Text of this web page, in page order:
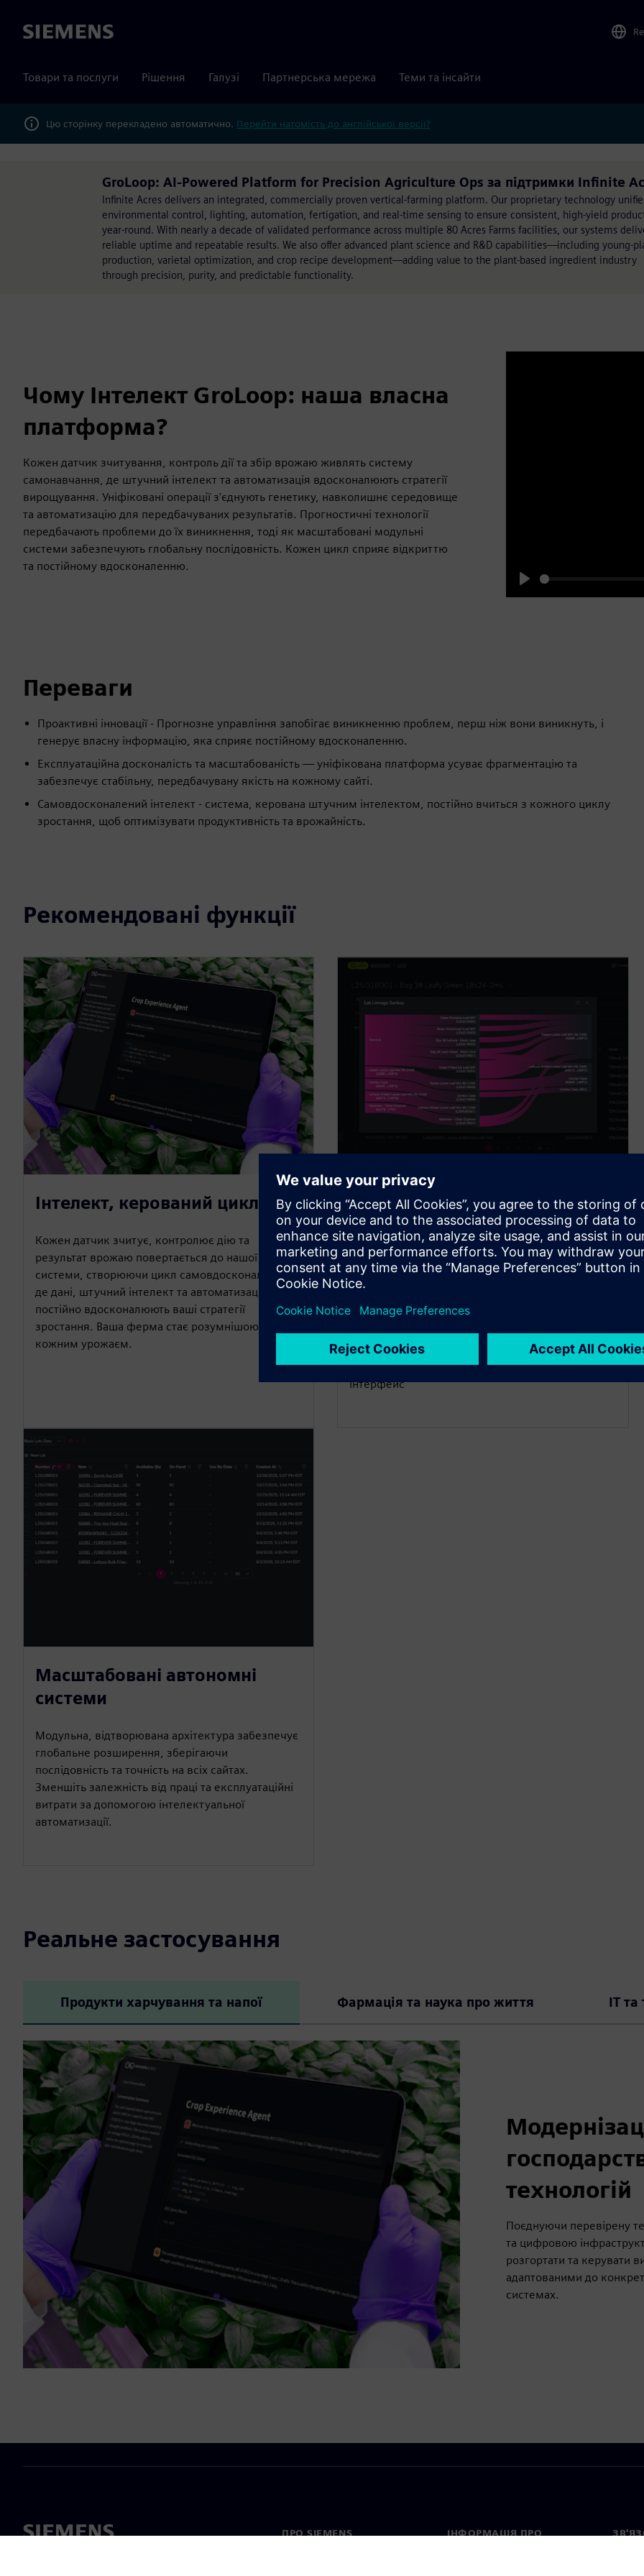
Siemens
Товари та послуги Рішення Галузі Партнерська мережа Теми та інсайти
Цю сторінку перекладено автоматично. Перейти натомість до англійської версії?
GroLoop: AI-Powered Platform for Precision Agriculture Ops за підтримки Infinite
Infinite Acres delivers an integrated, commercially proven vertical-farming platform. Our proprietary technology
environmental control, lighting, automation, fertigation, and real-time sensing to ensure consistent, high-yield
year-round. With nearly a decade of validated performance across multiple 80 Acres Farms facilities, our systems
reliable uptime and repeatable results. We also offer advanced plant science and R&D capabilities—including young-
production, varietal optimization, and crop recipe development—adding value to the plant-based ingredient industry
through precision, purity, and predictable functionality.
Чому Інтелект GroLoop: наша власна
платформа?
Кожен датчик зчитування, контроль дії та збір врожаю живлять систему
самонавчання, де штучний інтелект та автоматизація вдосконалюють стратегії
вирощування. Уніфіковані операції з'єднують генетику, навколишнє середовище
та автоматизацію для передбачуваних результатів. Прогностичні технології
передбачають проблеми до їх виникнення, тоді як масштабовані модульні
системи забезпечують глобальну послідовність. Кожен цикл сприяє відкриттю
та постійному вдосконаленню.
Play
Переваги
Проактивні інновації - Прогнозне управління запобігає виникненню проблем, перш ніж вони виникнуть, і
генерує власну інформацію, яка сприяє постійному вдосконаленню.
Експлуатаційна досконалість та масштабованість — уніфікована платформа усуває фрагментацію та
забезпечує стабільну, передбачувану якість на кожному сайті.
Самовдосконалений інтелект - система, керована штучним інтелектом, постійно вчиться з кожного циклу
зростання, щоб оптимізувати продуктивність та врожайність.
Рекомендовані функції
Інтелект, керований циклом
Кожен датчик зчитує, контролює дію та
результат врожаю повертається до нашої власної
системи, створюючи цикл самовдосконалення,
де дані, штучний інтелект та автоматизація
постійно вдосконалюють ваші стратегії
зростання. Ваша ферма стає розумнішою з
кожним урожаєм.
Уніфіковане управління
операціями
Усуньте операційну складність за допомогою
єдиної платформи, яка безперешкодно з'єднує
генетики до контролю навколишнього
середовища та автоматизації, Gro-Loop
забезпечує оптимізовані, передбачувані
результати через один інтуїтивно зрозумілий
інтерфейс
Масштабовані автономні
системи
Модульна, відтворювана архітектура забезпечує
глобальне розширення, зберігаючи
послідовність та точність на всіх сайтах.
Зменшіть залежність від праці та експлуатаційні
витрати за допомогою інтелектуальної
автоматизації.
Реальне застосування
Продукти харчування та напої Фармація та наука про життя IT та
технологій
Поєднуючи перевірену
та цифровою
розгортати та
адаптованими до
системах.
ПРО SIEMENS
ІНФОРМАЦІЯ ПРО